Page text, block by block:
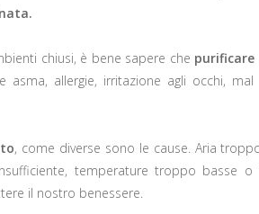
chiusi, è bene sapere che purificare
asma, allergie, irritazione agli occhi,
, come diverse sono le cause. Aria
temperature troppo basse
il nostro benessere.